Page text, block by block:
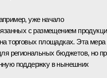
уже начало
с размещением
торговых площадках. Эта мера
региональных бюджетов, но
поддержку в нынешних